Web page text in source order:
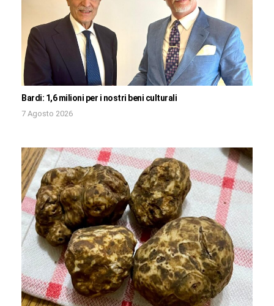
Bardi: 1,6 milioni per i nostri beni culturali
7 Agosto 2026